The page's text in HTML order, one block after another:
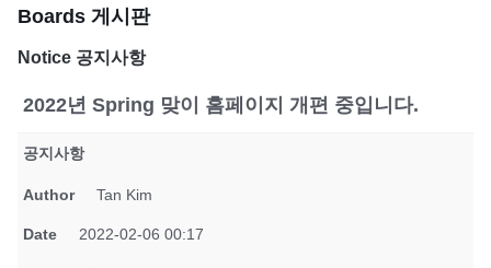
Boards 게시판
Notice 공지사항
2022년 Spring 맞이 홈페이지 개편 중입니다.
공지사항
Author Tan Kim
Date 2022-02-06 00:17